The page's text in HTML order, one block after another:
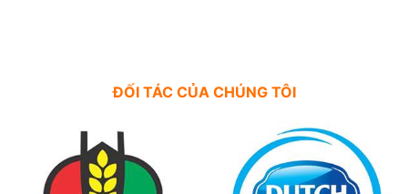
ĐỐI TÁC CỦA CHÚNG TÔI